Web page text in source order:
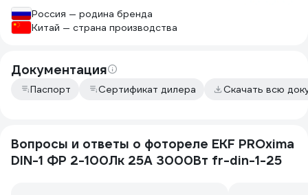
Россия — родина бренда
Китай — страна производства
Документация
Паспорт Сертификат дилера Скачать всю
Вопросы и ответы о фотореле EKF PROxima
DIN-1 ФР 2-100Лк 25А 3000Вт fr-din-1-25